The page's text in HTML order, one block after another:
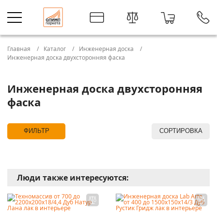
Главная Каталог
Инженерная доска
Инженерная доска двухсторонняя фаска
Инженерная доска двухсторонняя
фаска
ФИЛЬТР СОРТИРОВКА
Люди также интересуются: